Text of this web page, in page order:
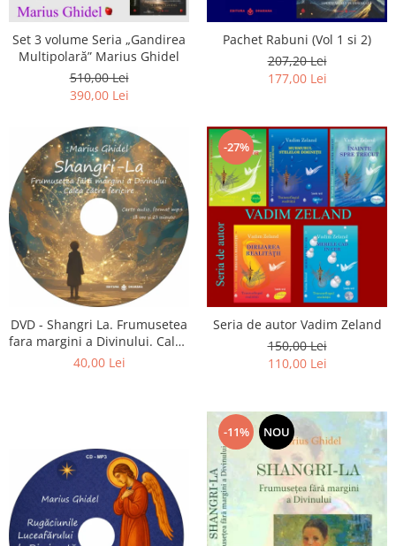
Set 3 volume Seria „Gandirea
Multipolară” Marius Ghidel
510,00 Lei
390,00 Lei
Pachet Rabuni (Vol 1 si 2)
207,20 Lei
177,00 Lei
DVD - Shangri La. Frumusetea
fara margini a Divinului. Calea
catre fericire
40,00 Lei
-27%
Seria de autor Vadim Zeland
150,00 Lei
110,00 Lei
-11% NOU